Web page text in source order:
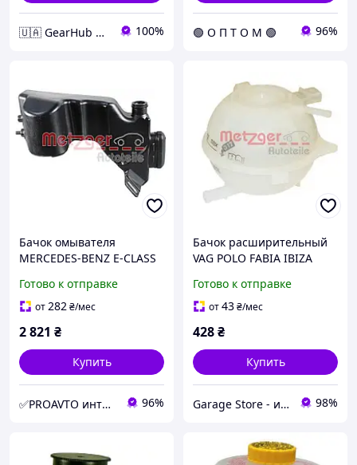
🇺🇦 GearHub 🇺🇦 100% 🟢 О П Т О М 🟢 96%
Бачок омывателя
MERCEDES-BENZ E-CLASS
2141042
Готово к отправке
от282₴/мес
2 821 ₴
Купить
✅PROAVTO интернет-магазин автозапчастей 96%
Бачок расширительный
VAG POLO FABIA IBIZA
Готово к отправке
от43₴/мес
428₴
Купить
Garage Store - интернет магазин автозапчастей. 98%